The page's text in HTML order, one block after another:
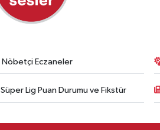
Nöbetçi Eczaneler
Süper Lig Puan Durumu ve Fikstür